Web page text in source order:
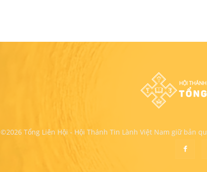
©2026 Tổng Liên Hội - Hội Thánh Tin Lành Việt Nam giữ bản